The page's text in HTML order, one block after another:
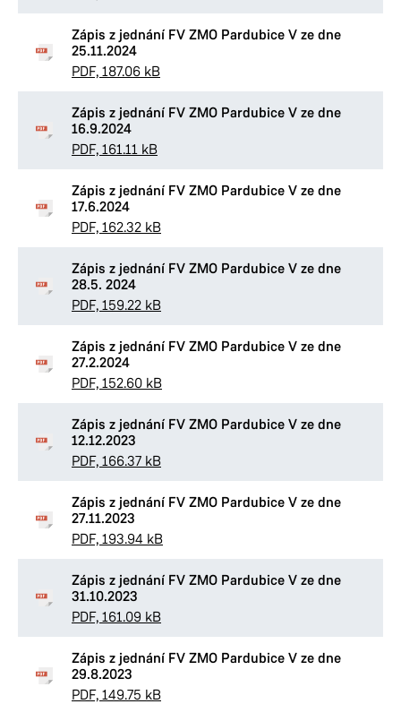
Zápis z jednání FV ZMO Pardubice V ze dne
25.11.2024
PDF, 187.06 kB
Zápis z jednání FV ZMO Pardubice V ze dne
16.9.2024
PDF, 161.11 kB
Zápis z jednání FV ZMO Pardubice V ze dne
17.6.2024
PDF, 162.32 kB
Zápis z jednání FV ZMO Pardubice V ze dne
28.5. 2024
PDF, 159.22 kB
Zápis z jednání FV ZMO Pardubice V ze dne
27.2.2024
PDF, 152.60 kB
Zápis z jednání FV ZMO Pardubice V ze dne
12.12.2023
PDF, 166.37 kB
Zápis z jednání FV ZMO Pardubice V ze dne
27.11.2023
PDF, 193.94 kB
Zápis z jednání FV ZMO Pardubice V ze dne
31.10.2023
PDF, 161.09 kB
Zápis z jednání FV ZMO Pardubice V ze dne
29.8.2023
PDF, 149.75 kB